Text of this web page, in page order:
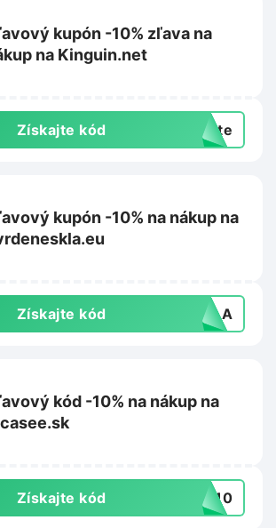
kupón -10% zľava na
na Kinguin.net
Získajte kód exte
kupón -10% na nákup na
Získajte kód SKLA
kód -10% na nákup na
Získajte kód EE10